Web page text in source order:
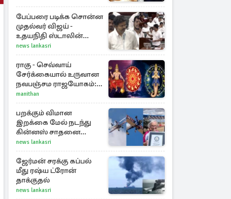
முதலமைச்சர் கடிதம்
பேப்பரை படிக்க சொன்ன
முதல்வர் விஜய் -
உதயநிதி ஸ்டாலின்
கொடுத்த பதிலடி
news lankasri
ராகு - செவ்வாய்
சேர்க்கையால் உருவான
நவபஞ்சம ராஜயோகம்:
அதிர்ஷ்டம் பெறும் 3
ராசிகள்!
manithan
பறக்கும் விமான
இறக்கை மேல் நடந்து
கின்னஸ் சாதனை
படைத்த 97 வயது
மூதாட்டி
news lankasri
ஜேர்மன் சரக்கு கப்பல்
மீது ரஷ்ய ட்ரோன்
தாக்குதல்
news lankasri